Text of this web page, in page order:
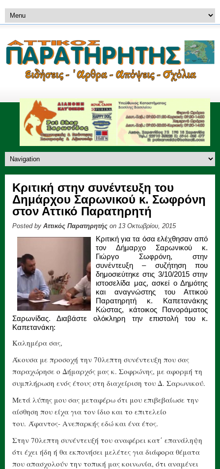
Κριτική στην συνέντευξη του
Δημάρχου Σαρωνικού κ. Σωφρόνη
στον Αττικό Παρατηρητή
Posted by Αττικός Παρατηρητής on 13 Οκτωβρίου, 2015
Κριτική για τα όσα ελέχθησαν από
τον Δήμαρχο Σαρωνικού κ.
Γιώργο Σωφρόνη, στην
συνέντευξη – συζήτηση που
δημοσιεύτηκε στις 3/10/2015 στην
ιστοσελίδα μας, ασκεί ο Δημότης
και αναγνώστης του Αττικού
Παρατηρητή κ. Καπετανάκης
Κώστας, κάτοικος Πανοράματος
Σαρωνίδας. Διαβάστε ολόκληρη την επιστολή του κ.
Καπετανάκη:
Καλημέρα σας,
Άκουσα με προσοχή την 70λεπτη συνέντευξη που σας
παραχώρησε ο Δήμαρχός μας κ. Σοφρώνης, με αφορμή τη
συμπλήρωση ενός έτους στη διαχείριση του Δ. Σαρωνικού.
Μετά λύπης μου σας μεταφέρω ότι μου επιβεβαίωσε την
αίσθηση που είχα για τον ίδιο και το επιτελείο
του. Άφαντος- Ανεπαρκής εδώ και ένα έτος.
Στην 70λεπτη συνέντευξή του αναφέρει κατ΄ επανάληψη
ότι έχει ήδη ή θα εκπονήσει μελέτες για διάφορα θέματα
που απασχολούν την τοπική μας κοινωνία, ότι αναμένει